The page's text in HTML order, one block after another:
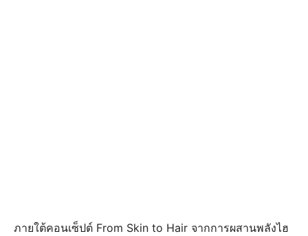
ภายใต้คอนเซ็ปต์ From Skin to Hair จากการผสานพลังไฮ